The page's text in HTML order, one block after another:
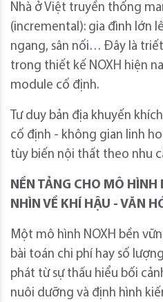
Nhà ở Việt truyền thống
(incremental): gia đình lớn
ngang, sân nối… Đây là
trong thiết kế NOXH hiện
module cố định.
Tư duy bản địa khuyến
cố định - không gian linh
tùy biến nội thất theo nhu
NỀN TẢNG CHO MÔ HÌNH
NHÌN VỀ KHÍ HẬU - VĂN
Một mô hình NOXH bền
bài toán chi phí hay số
phát từ sự thấu hiểu bối
nuôi dưỡng và định hình